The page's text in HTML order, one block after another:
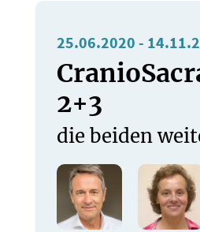
25.06.2020 -
2+3
die beiden